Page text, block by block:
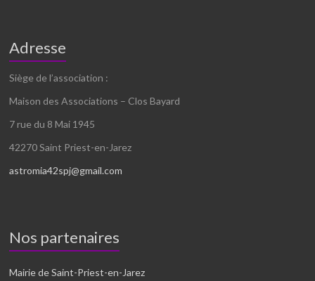
Adresse
Siège de l’association :
Maison des Associations – Clos Bayard
7 rue du 8 Mai 1945
42270 Saint Priest-en-Jarez
astromia42spj@gmail.com
Nos partenaires
Mairie de Saint-Priest-en-Jarez